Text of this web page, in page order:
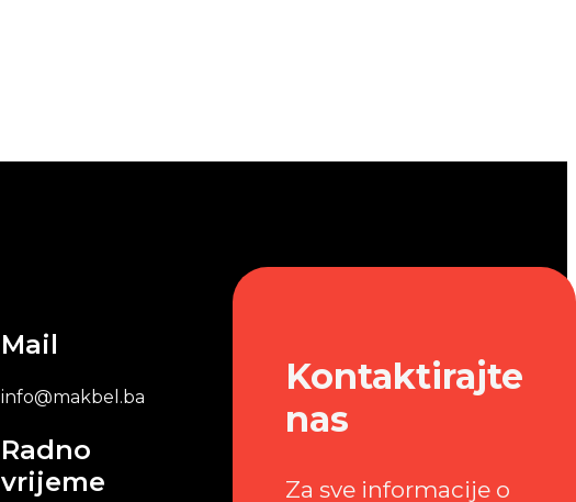
Mail
info@makbel.ba
Radno
vrijeme
Kontaktirajte
nas
Za sve informacije o